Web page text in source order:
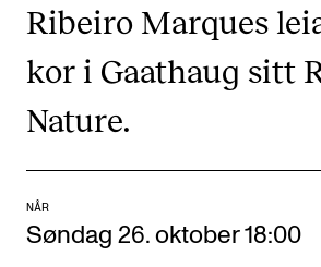
AKTUELT
Nyheter og historier
Ledige stillinger
Ribeiro Marques
kor i Gaathaug sitt
Nature.
NÅR
Søndag 26. oktober 18:00